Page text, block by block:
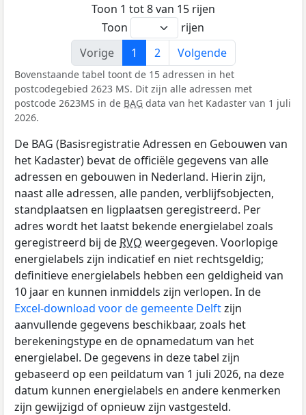
Toon 1 tot 8 van 15 rijen
Toon
rijen
Vorige
1 2 Volgende
Bovenstaande tabel toont de 15 adressen in het
postcodegebied 2623 MS. Dit zijn alle adressen met
postcode 2623MS in de BAG data van het Kadaster van 1 juli
2026.
De BAG (Basisregistratie Adressen en Gebouwen van
het Kadaster) bevat de officiële gegevens van alle
adressen en gebouwen in Nederland. Hierin zijn,
naast alle adressen, alle panden, verblijfsobjecten,
standplaatsen en ligplaatsen geregistreerd. Per
adres wordt het laatst bekende energielabel zoals
geregistreerd bij de RVO weergegeven. Voorlopige
energielabels zijn indicatief en niet rechtsgeldig;
definitieve energielabels hebben een geldigheid van
10 jaar en kunnen inmiddels zijn verlopen. In de
Excel-download voor de gemeente Delftzijn
aanvullende gegevens beschikbaar, zoals het
berekeningstype en de opnamedatum van het
energielabel. De gegevens in deze tabel zijn
gebaseerd op een peildatum van 1 juli 2026, na deze
datum kunnen energielabels en andere kenmerken
zijn gewijzigd of opnieuw zijn vastgesteld.